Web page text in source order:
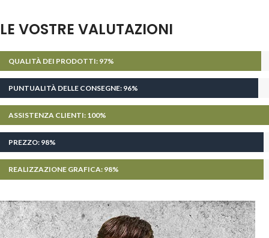
LE VOSTRE VALUTAZIONI
QUALITÀ DEI PRODOTTI: 97%
PUNTUALITÀ DELLE CONSEGNE: 96%
ASSISTENZA CLIENTI: 100%
PREZZO: 98%
REALIZZAZIONE GRAFICA: 98%